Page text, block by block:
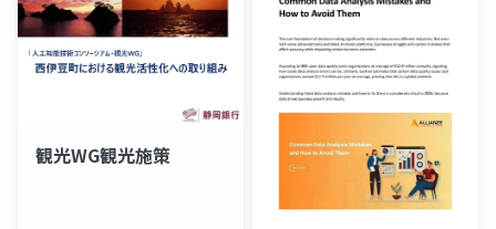
観光WG観光施策